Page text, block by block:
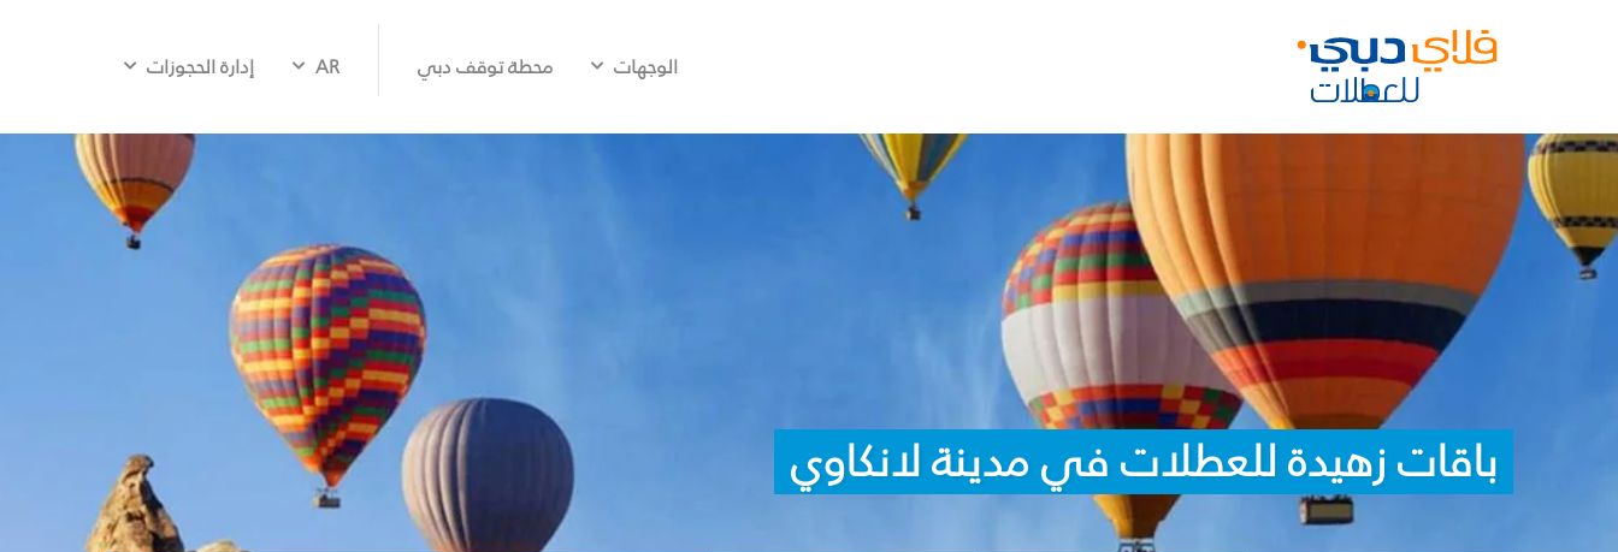
الوجهات محطة توقف دبي AR إدارة الحجوزات
باقات زهيدة للعطلات في مدينة لانكاوي